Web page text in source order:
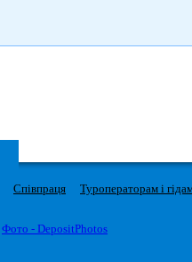
Співпраця Туроператорам і
Фото - DepositPhotos